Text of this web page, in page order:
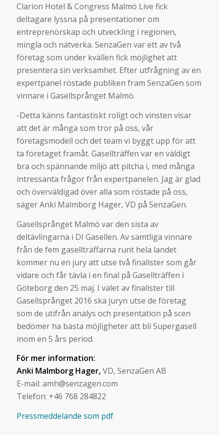
Clarion Hotel & Congress Malmö Live fick
deltagare lyssna på presentationer om
entreprenörskap och utveckling i regionen,
mingla och nätverka. SenzaGen var ett av två
företag som under kvällen fick möjlighet att
presentera sin verksamhet. Efter utfrågning av en
expertpanel röstade publiken fram SenzaGen som
vinnare i Gasellsprånget Malmö.
-Detta känns fantastiskt roligt och vinsten visar
att det är många som tror på oss, vår
företagsmodell och det team vi byggt upp för att
ta företaget framåt. Gasellträffen var en väldigt
bra och spännande miljö att pitcha i, med många
intressanta frågor från expertpanelen. Jag är glad
och överväldigad över alla som röstade på oss,
säger Anki Malmborg Hager, VD på SenzaGen.
Gasellsprånget Malmö var den sista av
deltävlingarna i DI Gasellen. Av samtliga vinnare
från de fem gasellträffarna runt hela landet
kommer nu en jury att utse två finalister som går
vidare och får tävla i en final på Gasellträffen i
Göteborg den 25 maj. I valet av finalister till
Gasellsprånget 2016 ska juryn utse de företag
som de utifrån analys och presentation på scen
bedömer ha bästa möjligheter att bli Supergasell
inom en 5 års period.
För mer information:
Anki Malmborg Hager,VD, SenzaGen AB
E-mail: amh@senzagen.com
Telefon: +46 768 284822
Pressmeddelande som pdf